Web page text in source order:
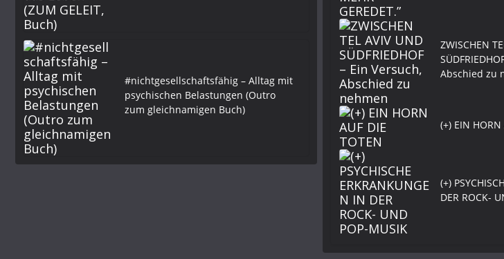
#nichtgesellschaftsfähig – Alltag mit
psychischen Belastungen (Outro
zum gleichnamigen Buch)
ZWISCHEN
Abschied zu
(+) EIN HORN
(+)
DER ROCK-